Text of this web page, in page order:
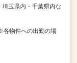
玉県内・千葉県内な
物件への出勤の場